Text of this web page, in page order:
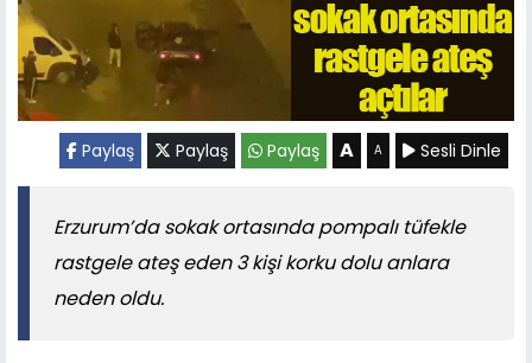
Paylaş Paylaş Paylaş A A Sesli Dinle
Erzurum’da sokak ortasında pompalı tüfekle
rastgele ateş eden 3 kişi korku dolu anlara
neden oldu.